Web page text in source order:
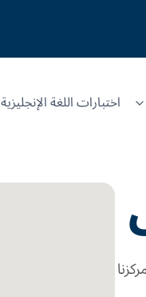
اختبارات اللغة الإنجليزية